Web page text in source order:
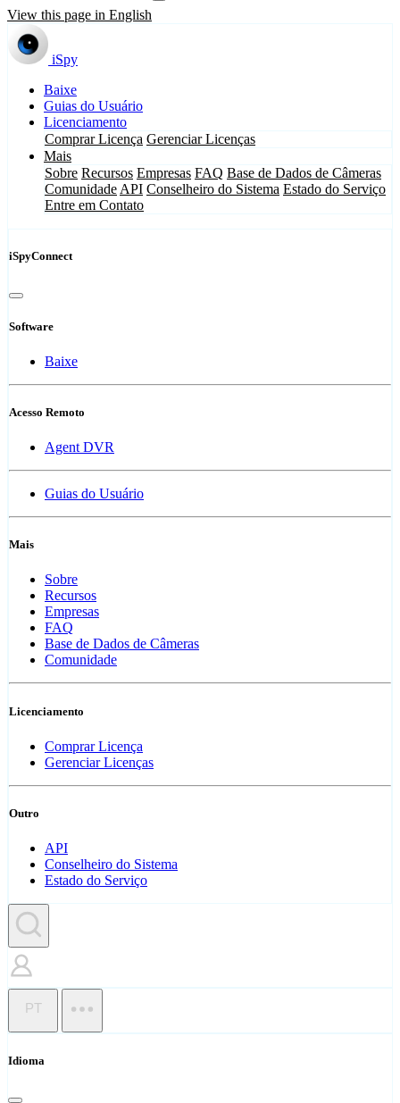
View this page in English
iSpy
Baixe
Guias do Usuário
Licenciamento
Comprar Licença Gerenciar Licenças
Mais
Sobre Recursos Empresas FAQ Base de Dados de Câmeras
Comunidade API Conselheiro do Sistema Estado do Serviço
Entre em Contato
iSpyConnect
Software
Baixe
Acesso Remoto
Agent DVR
Guias do Usuário
Mais
Sobre
Recursos
Empresas
FAQ
Base de Dados de Câmeras
Comunidade
Licenciamento
Comprar Licença
Gerenciar Licenças
Outro
API
Conselheiro do Sistema
Estado do Serviço
PT
Idioma